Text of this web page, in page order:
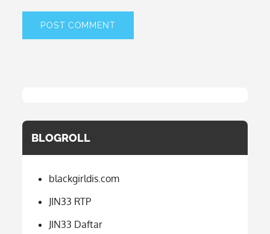
BLOGROLL
blackgirldis.com
JIN33 RTP
JIN33 Daftar